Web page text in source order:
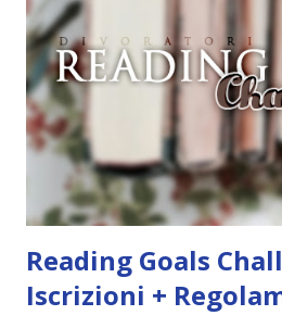
Pubblicazione: 10 Gennaio 2023
Trama: “Si chiama Michael Crist.
mio ragazzo ed è come quei film
coprendoti gli occhi. È bellissimo,
terrificante. Non mi vede neppure.
visto, l'ho sentito. Le cose che ha
Reading Goals
Iscrizioni +